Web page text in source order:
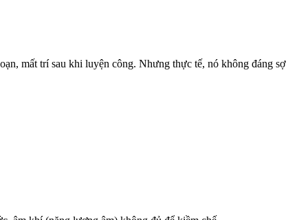
mất trí sau khi luyện công. Nhưng thực tế, nó không đáng sợ